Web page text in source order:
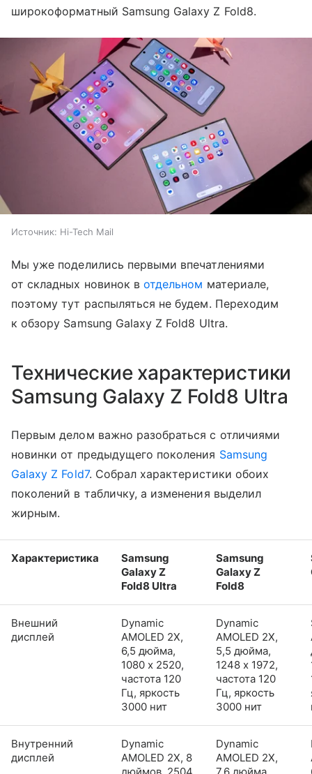
широкоформатный Samsung Galaxy Z Fold8.
Источник: Hi-Tech Mail
Мы уже поделились первыми впечатлениями
от складных новинок вотдельном материале,
поэтому тут распыляться не будем. Переходим
к обзору Samsung Galaxy Z Fold8 Ultra.
Технические характеристики
Samsung Galaxy Z Fold8 Ultra
Первым делом важно разобраться с отличиями
новинки от предыдущего поколения Samsung
Galaxy Z Fold7. Собрал характеристики обоих
поколений в табличку, а изменения выделил
жирным.
Характеристика
Samsung
Galaxy Z
Fold8 Ultra
Samsung
Galaxy Z
Fold8
Внешний
дисплей
Dynamic
AMOLED 2X,
6,5 дюйма,
1080 x 2520,
частота 120
Гц, яркость
3000 нит
Dynamic
AMOLED 2X,
5,5 дюйма,
1248 x 1972,
частота 120
Гц, яркость
3000 нит
Внутренний
дисплей
Dynamic
AMOLED 2X, 8
дюймов, 2504
Dynamic
AMOLED 2X,
7,6 дюйма,